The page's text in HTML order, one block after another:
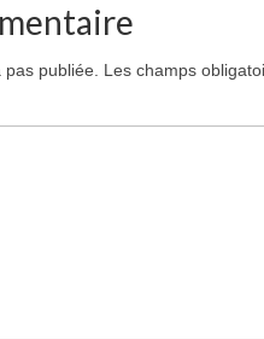
publiée. Les champs